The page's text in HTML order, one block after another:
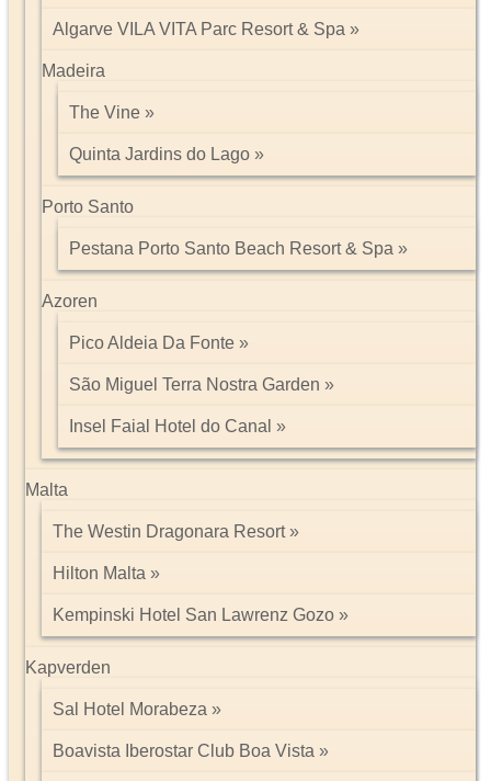
Algarve VILA VITA Parc Resort & Spa
Madeira
The Vine
Quinta Jardins do Lago
Porto Santo
Pestana Porto Santo Beach Resort & Spa
Azoren
Pico Aldeia Da Fonte
São Miguel Terra Nostra Garden
Insel Faial Hotel do Canal
Malta
The Westin Dragonara Resort
Hilton Malta
Kempinski Hotel San Lawrenz Gozo
Kapverden
Sal Hotel Morabeza
Boavista Iberostar Club Boa Vista